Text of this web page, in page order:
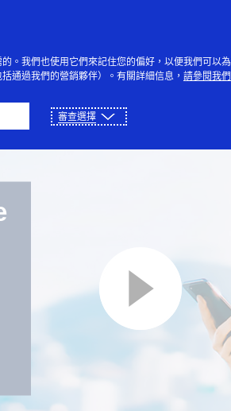
個人 企業與政府 創
。我們也使用它們來記住您的偏好，以便我們可以
通過我們的營銷夥伴）。有關詳細信息， 請參閱我
審查選擇